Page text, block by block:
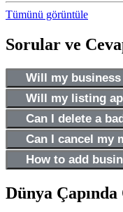
Tümünü görüntüle
Sorular ve
Will my
Will my listing
Can I delete a
Can I cancel my
How to add
Dünya